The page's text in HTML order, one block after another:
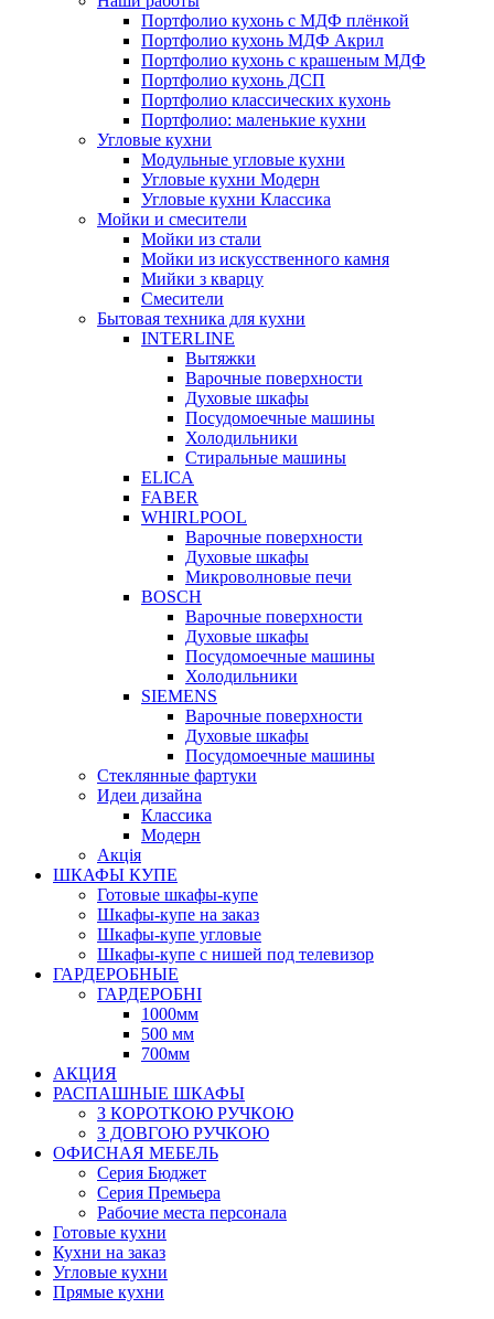
Портфолио кухонь с МДФ плёнкой
Портфолио кухонь МДФ Акрил
Портфолио кухонь с крашеным МДФ
Портфолио кухонь ДСП
Портфолио классических кухонь
Портфолио: маленькие кухни
Угловые кухни
Модульные угловые кухни
Угловые кухни Модерн
Угловые кухни Классика
Мойки и смесители
Мойки из стали
Мойки из искусственного камня
Мийки з кварцу
Смесители
Бытовая техника для кухни
INTERLINE
Вытяжки
Варочные поверхности
Духовые шкафы
Посудомоечные машины
Холодильники
Стиральные машины
ELICA
FABER
WHIRLPOOL
Варочные поверхности
Духовые шкафы
Микроволновые печи
BOSCH
Варочные поверхности
Духовые шкафы
Посудомоечные машины
Холодильники
SIEMENS
Варочные поверхности
Духовые шкафы
Посудомоечные машины
Стеклянные фартуки
Идеи дизайна
Класcика
Модерн
Акція
ШКАФЫ КУПЕ
Готовые шкафы-купе
Шкафы-купе на заказ
Шкафы-купе угловые
Шкафы-купе с нишей под телевизор
ГАРДЕРОБНЫЕ
ГАРДЕРОБНІ
1000мм
500 мм
700мм
АКЦИЯ
РАСПАШНЫЕ ШКАФЫ
З КОРОТКОЮ РУЧКОЮ
З ДОВГОЮ РУЧКОЮ
ОФИСНАЯ МЕБЕЛЬ
Серия Бюджет
Серия Премьера
Рабочие места персонала
Готовые кухни
Кухни на заказ
Угловые кухни
Прямые кухни